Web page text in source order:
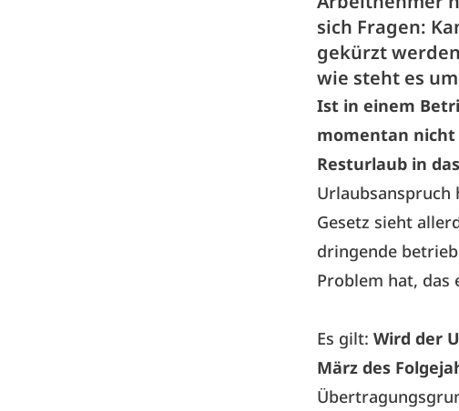
sich Fragen:
gekürzt
wie steht es
Ist in einem
momentan nicht
Resturlaub in
Urlaubsanspruch
Gesetz sieht
dringende
Problem hat,
Es gilt: Wird der
März des